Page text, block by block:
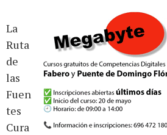
La
Ruta
de
las
Fuen
tes
Cura